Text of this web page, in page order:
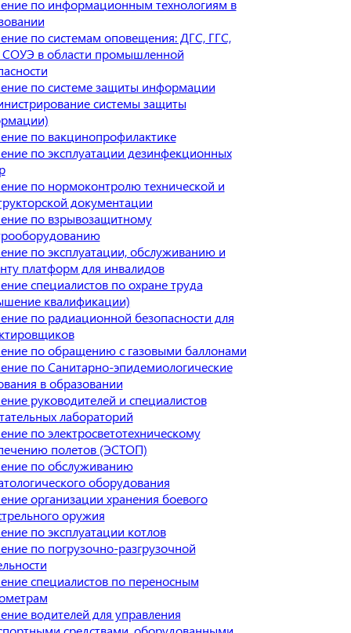
по информационным технологиям в
по системам оповещения: ДГС, ГГС,
в области промышленной
по системе защиты информации
системы защиты
по вакцинопрофилактике
по эксплуатации дезинфекционных
по нормоконтролю технической и
документации
по взрывозащитному
по эксплуатации, обслуживанию и
платформ для инвалидов
специалистов по охране труда
квалификации)
по радиационной безопасности для
по обращению с газовыми баллонами
по Санитарно-эпидемиологические
в образовании
руководителей и специалистов
лабораторий
по электросветотехническому
полетов (ЭСТОП)
по обслуживанию
оборудования
организации хранения боевого
оружия
по эксплуатации котлов
по погрузочно-разгрузочной
специалистов по переносным
водителей для управления